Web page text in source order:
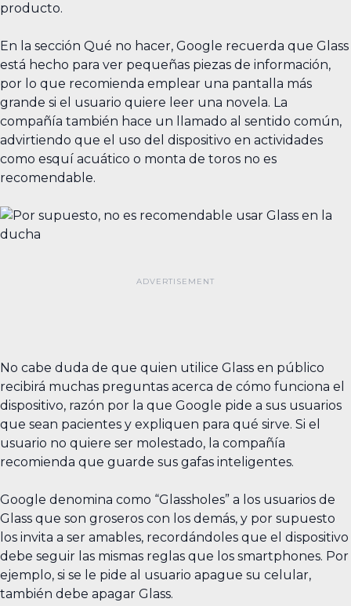
producto.
En la sección Qué no hacer, Google recuerda que Glass
está hecho para ver pequeñas piezas de información,
por lo que recomienda emplear una pantalla más
grande si el usuario quiere leer una novela. La
compañía también hace un llamado al sentido común,
advirtiendo que el uso del dispositivo en actividades
como esquí acuático o monta de toros no es
recomendable.
No cabe duda de que quien utilice Glass en público
recibirá muchas preguntas acerca de cómo funciona el
dispositivo, razón por la que Google pide a sus usuarios
que sean pacientes y expliquen para qué sirve. Si el
usuario no quiere ser molestado, la compañía
recomienda que guarde sus gafas inteligentes.
Google denomina como “Glassholes” a los usuarios de
Glass que son groseros con los demás, y por supuesto
los invita a ser amables, recordándoles que el dispositivo
debe seguir las mismas reglas que los smartphones. Por
ejemplo, si se le pide al usuario apague su celular,
también debe apagar Glass.